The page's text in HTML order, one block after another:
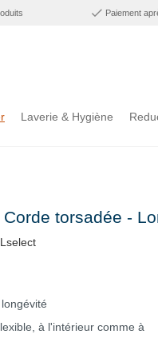
Paiement
Laverie & Hygiène
torsadée -
à l'intérieur comme à